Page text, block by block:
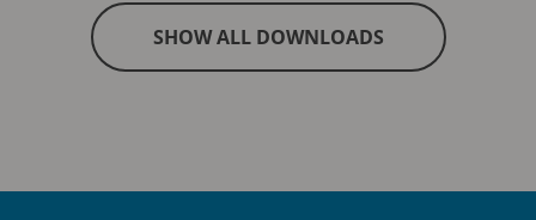
SHOW ALL DOWNLOADS